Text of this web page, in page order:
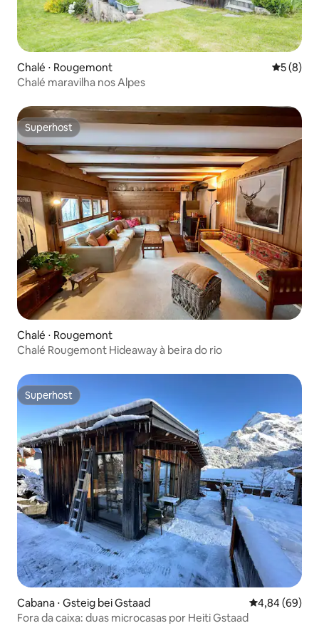
Chalé ⋅ Rougemont 5 de
5 (8)
Chalé maravilha nos Alpes
Superhost
Superhost
Chalé ⋅ Rougemont
Chalé Rougemont Hideaway à beira do rio
Superhost
Superhost
Cabana ⋅ Gsteig bei Gstaad 4,84 de uma
4,84 (69)
Fora da caixa: duas microcasas por Heiti Gstaad